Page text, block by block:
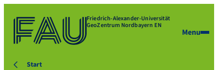
Friedrich-Alexander-Universität
GeoZentrum Nordbayern EN
Menu
Start